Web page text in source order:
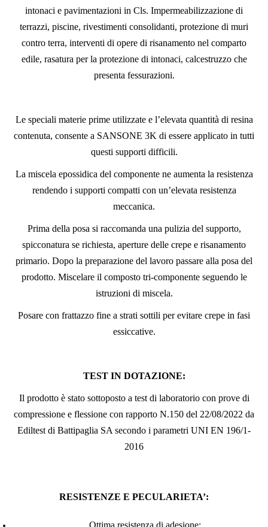
intonaci e pavimentazioni in Cls. Impermeabilizzazione di
terrazzi, piscine, rivestimenti consolidanti, protezione di muri
contro terra, interventi di opere di risanamento nel comparto
edile, rasatura per la protezione di intonaci, calcestruzzo che
presenta fessurazioni.
Le speciali materie prime utilizzate e l’elevata quantità di resina
contenuta, consente a SANSONE 3K di essere applicato in tutti
questi supporti difficili.
La miscela epossidica del componente ne aumenta la resistenza
rendendo i supporti compatti con un’elevata resistenza
meccanica.
Prima della posa si raccomanda una pulizia del supporto,
spicconatura se richiesta, aperture delle crepe e risanamento
primario. Dopo la preparazione del lavoro passare alla posa del
prodotto. Miscelare il composto tri-componente seguendo le
istruzioni di miscela.
Posare con frattazzo fine a strati sottili per evitare crepe in fasi
essiccative.
TEST IN DOTAZIONE:
Il prodotto è stato sottoposto a test di laboratorio con prove di
compressione e flessione con rapporto N.150 del 22/08/2022 da
Ediltest di Battipaglia SA secondo i parametri UNI EN 196/1-
2016
RESISTENZE E PECULARIETA’:
Ottima resistenza di adesione;